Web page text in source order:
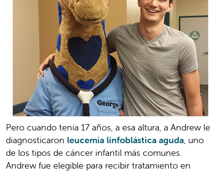
Pero cuando tenía 17 años, a esa altura, a Andrew le
diagnosticaron leucemia linfoblástica aguda, uno
de los tipos de cáncer infantil más comunes.
Andrew fue elegible para recibir tratamiento en